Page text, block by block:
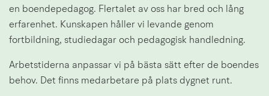
en boendepedagog. Flertalet av oss har bred och lång
erfarenhet. Kunskapen håller vi levande genom
fortbildning, studiedagar och pedagogisk handledning.
Arbetstiderna anpassar vi på bästa sätt efter de boendes
behov. Det finns medarbetare på plats dygnet runt.